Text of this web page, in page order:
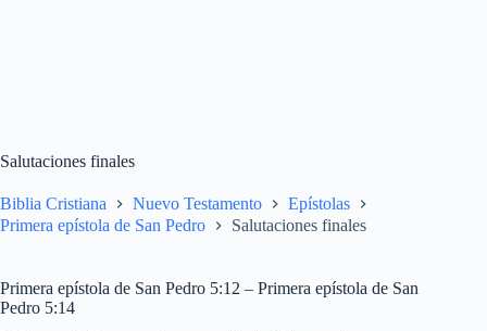
Salutaciones finales
Biblia Cristiana Nuevo Testamento
Epístolas
Primera epístola de San Pedro
Salutaciones finales
Primera epístola de San Pedro 5:12 – Primera epístola de San
Pedro 5:14